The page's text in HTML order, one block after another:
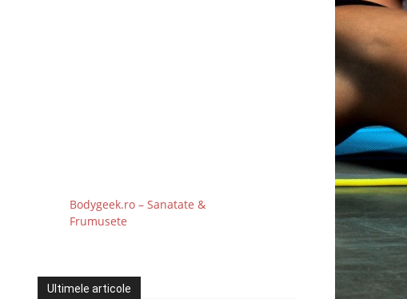
Bodygeek.ro – Sanatate &
Frumusete
Ultimele articole